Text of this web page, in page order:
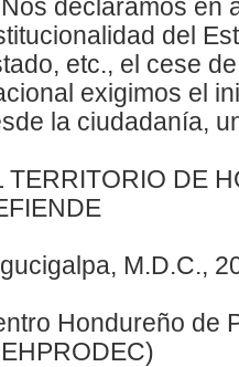
declaramos en
del
etc., el cese
exigimos el
la ciudadanía,
TERRITORIO DE
M.D.C.,
Hondureño de